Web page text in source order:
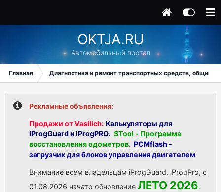
OKTJA.RU
Автомобильный портал
Главная Диагностика и ремонт транспортных средств, общий
Рекламные объявления:
Продажи от Vasilich: Калькуляторы для
iProgGuard и iProgPRO. STool - Программа
восстановления одометров. PCMflash -
загрузчик для блоков управления двигателем
Внимание всем владельцам iProgGuard, iProgPro, с
01.08.2026 начато обновление ЛЕТО 2026.